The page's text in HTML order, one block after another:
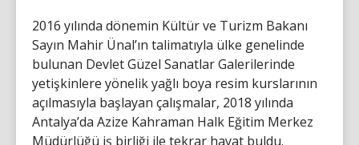
2016 yılında dönemin Kültür ve Turizm Bakanı
Sayın Mahir Ünal’ın talimatıyla ülke genelinde
bulunan Devlet Güzel Sanatlar Galerilerinde
yetişkinlere yönelik yağlı boya resim kurslarının
açılmasıyla başlayan çalışmalar, 2018 yılında
Antalya’da Azize Kahraman Halk Eğitim Merkez
Müdürlüğü iş birliği ile tekrar hayat buldu.